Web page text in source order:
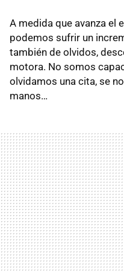
A medida que avanza el
podemos sufrir un
también de olvidos,
motora. No somos
olvidamos una cita, se
manos…